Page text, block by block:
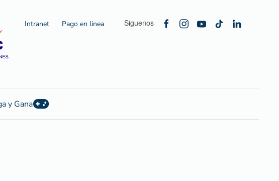
Intranet Pago en linea Siguenos
y Gana